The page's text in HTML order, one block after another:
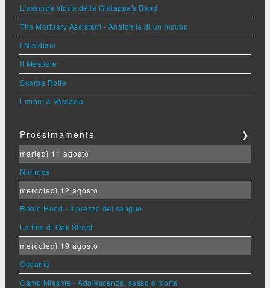
L'assurda storia della Gialappa's Band
The Mortuary Assistant - Anatomia di un Incubo
I Nisidiani
Il Mestiere
Scarpe Rotte
Limoni a Varsavia
Prossimamente ❯
martedì 11 agosto
Nimrods
mercoledì 12 agosto
Robin Hood - Il prezzo del sangue
La fine di Oak Street
mercoledì 19 agosto
Oceania
Camp Miasma - Adolescenza, sesso e morte